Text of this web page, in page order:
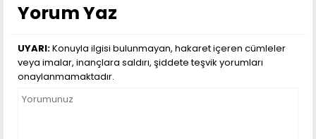
Yorum Yaz
UYARI:Konuyla ilgisi bulunmayan, hakaret içeren cümleler
veya imalar, inançlara saldırı, şiddete teşvik yorumları
onaylanmamaktadır.